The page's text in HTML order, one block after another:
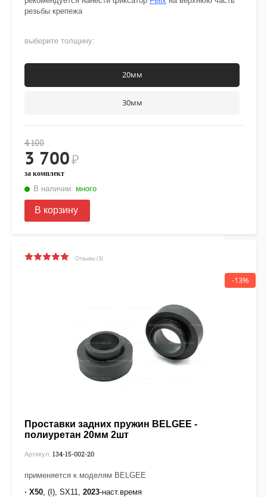
резьбы крепежа
выберите толщину:
20мм
30мм
4 100
3 700₽
за комплект
В наличии: много
В корзину
Отзывы (3)
-13%
Проставки задних пружин BELGEE -
полиуретан 20мм 2шт
Артикул: 134-15-002-20
применяется к моделям BELGEE
· X50 , (I), SX11, 2023-наст.время